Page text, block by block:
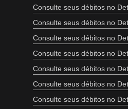
Consulte seus débitos no
Consulte seus débitos no
Consulte seus débitos no
Consulte seus débitos no
Consulte seus débitos no
Consulte seus débitos no
Consulte seus débitos no